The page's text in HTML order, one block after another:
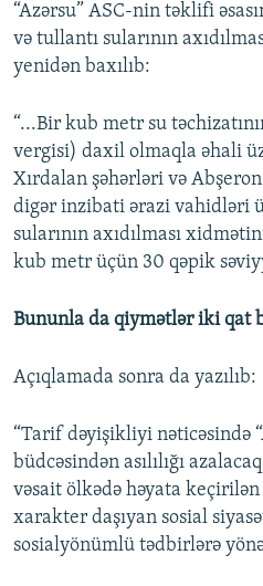
“Azərsu” ASC-nin təklifi
və tullantı sularının
yenidən baxılıb:
“...Bir kub metr su
vergisi) daxil olmaqla əhali
Xırdalan şəhərləri və
digər inzibati ərazi vahidləri
sularının axıdılması
kub metr üçün 30 qəpik
Bununla da qiymətlər iki qat
Açıqlamada sonra da yazılıb:
“Tarif dəyişikliyi nəticəsində
büdcəsindən asılılığı
vəsait ölkədə həyata
xarakter daşıyan sosial
sosialyönümlü tədbirlərə